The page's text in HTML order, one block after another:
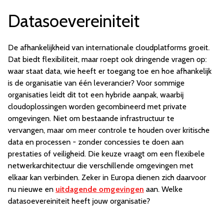
Datasoevereiniteit
De afhankelijkheid van internationale cloudplatforms groeit.
Dat biedt flexibiliteit, maar roept ook dringende vragen op:
waar staat data, wie heeft er toegang toe en hoe afhankelijk
is de organisatie van één leverancier? Voor sommige
organisaties leidt dit tot een hybride aanpak, waarbij
cloudoplossingen worden gecombineerd met private
omgevingen. Niet om bestaande infrastructuur te
vervangen, maar om meer controle te houden over kritische
data en processen - zonder concessies te doen aan
prestaties of veiligheid. Die keuze vraagt om een flexibele
netwerkarchitectuur die verschillende omgevingen met
elkaar kan verbinden. Zeker in Europa dienen zich daarvoor
nu nieuwe en uitdagende omgevingen aan. Welke
datasoevereiniteit heeft jouw organisatie?